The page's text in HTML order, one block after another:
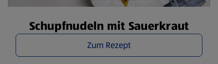
Schupfnudeln mit Sauerkraut
Zum Rezept